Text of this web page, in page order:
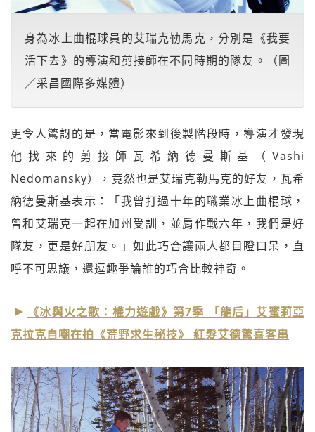
身為冰上曲棍球員的艾瑞克勒馬克，分別是《我要
活下去》的導演和剪接師在不同時期的隊友。（圖
／采昌國際多媒體）
更令人驚訝的是，當電影來到後製階段時，導演才發現
他找來的剪接師瓦希納德曼斯基（Vashi
Nedomansky），竟然也是艾瑞克勒馬克的好友，瓦希
納德曼斯基表示：「我曾打過十年的職業冰上曲棍球，
曾和艾瑞克一起在加州受訓，並肩作戰六年，我們是好
隊友，更是好朋友。」如此巧合讓兩人都目瞪口呆，直
呼不可思議，還逗趣爭論誰的巧合比較神奇。
《冰與火之歌：權力遊戲》第7季 「龍后」艾蜜莉亞
克拉克自嘲在拍《荒野求生秘技》 紅髮艾德驚喜客串